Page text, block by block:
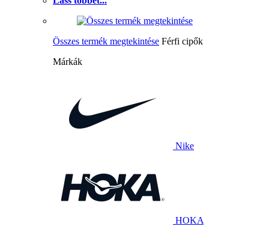
Összes termék megtekintése Férfi cipők
Márkák
Nike
HOKA